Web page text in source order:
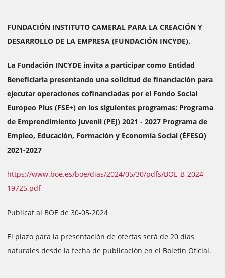
FUNDACIÓN INSTITUTO CAMERAL PARA LA CREACIÓN Y
DESARROLLO DE LA EMPRESA (FUNDACIÓN INCYDE).
La Fundación INCYDE invita a participar como Entidad
Beneficiaria presentando una solicitud de financiación para
ejecutar operaciones cofinanciadas por el Fondo Social
Europeo Plus (FSE+) en los siguientes programas: Programa
de Emprendimiento Juvenil (PEJ) 2021 - 2027 Programa de
Empleo, Educación, Formación y Economía Social (ÉFESO)
2021-2027
https://www.boe.es/boe/dias/2024/05/30/pdfs/BOE-B-2024-
19725.pdf
Publicat al BOE de 30-05-2024
El plazo para la presentación de ofertas será de 20 días
naturales desde la fecha de publicación en el Boletín Oficial.